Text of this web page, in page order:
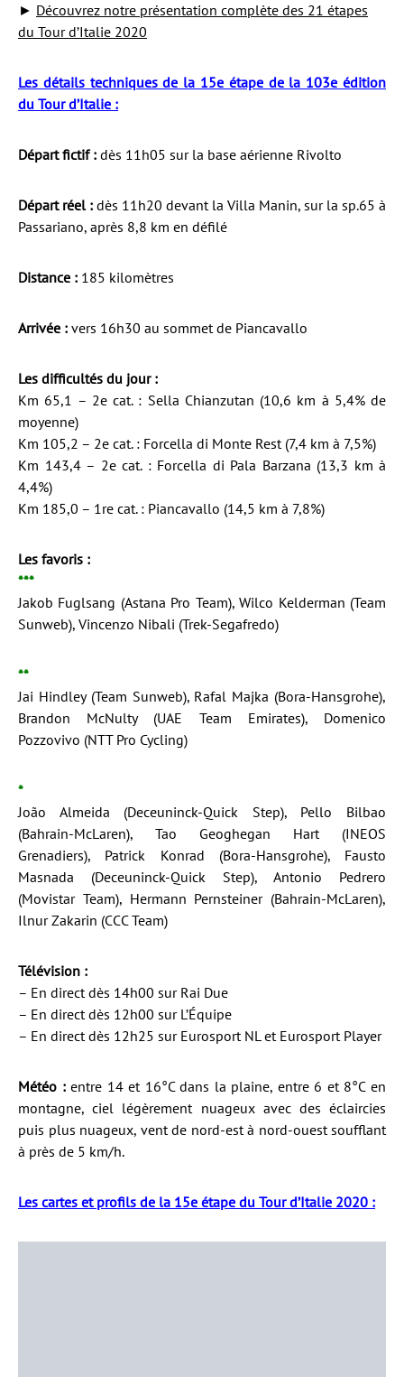
► Découvrez notre présentation complète des 21 étapes
du Tour d’Italie 2020
Les détails techniques de la 15e étape de la 103e édition
du Tour d’Italie :
Départ fictif : dès 11h05 sur la base aérienne Rivolto
Départ réel : dès 11h20 devant la Villa Manin, sur la sp.65 à
Passariano, après 8,8 km en défilé
Distance : 185 kilomètres
Arrivée : vers 16h30 au sommet de Piancavallo
Les difficultés du jour :
Km 65,1 – 2e cat. : Sella Chianzutan (10,6 km à 5,4% de
moyenne)
Km 105,2 – 2e cat. : Forcella di Monte Rest (7,4 km à 7,5%)
Km 143,4 – 2e cat. : Forcella di Pala Barzana (13,3 km à
4,4%)
Km 185,0 – 1re cat. : Piancavallo (14,5 km à 7,8%)
Les favoris :
***
Jakob Fuglsang (Astana Pro Team), Wilco Kelderman (Team
Sunweb), Vincenzo Nibali (Trek-Segafredo)
**
Jai Hindley (Team Sunweb), Rafal Majka (Bora-Hansgrohe),
Brandon McNulty (UAE Team Emirates), Domenico
Pozzovivo (NTT Pro Cycling)
*
João Almeida (Deceuninck-Quick Step), Pello Bilbao
(Bahrain-McLaren), Tao Geoghegan Hart (INEOS
Grenadiers), Patrick Konrad (Bora-Hansgrohe), Fausto
Masnada (Deceuninck-Quick Step), Antonio Pedrero
(Movistar Team), Hermann Pernsteiner (Bahrain-McLaren),
Ilnur Zakarin (CCC Team)
Télévision :
– En direct dès 14h00 sur Rai Due
– En direct dès 12h00 sur L’Équipe
– En direct dès 12h25 sur Eurosport NL et Eurosport Player
Météo :entre 14 et 16°C dans la plaine, entre 6 et 8°C en
montagne, ciel légèrement nuageux avec des éclaircies
puis plus nuageux, vent de nord-est à nord-ouest soufflant
à près de 5 km/h.
Les cartes et profils de la 15e étape du Tour d’Italie 2020 :